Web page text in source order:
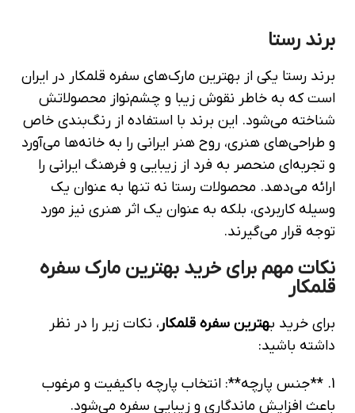
برند رستا
برند رستا یکی از بهترین مارک‌های سفره قلمکار در ایران
است که به خاطر نقوش زیبا و چشم‌نواز محصولاتش
شناخته می‌شود. این برند با استفاده از رنگ‌بندی خاص
و طراحی‌های هنری، روح هنر ایرانی را به خانه‌ها می‌آورد
و تجربه‌ای منحصر به فرد از زیبایی و فرهنگ ایرانی را
ارائه می‌دهد. محصولات رستا نه تنها به عنوان یک
وسیله کاربردی، بلکه به عنوان یک اثر هنری نیز مورد
توجه قرار می‌گیرند.
نکات مهم برای خرید بهترین مارک سفره
قلمکار
برای خرید بهترین سفره قلمکار ، نکات زیر را در نظر
داشته باشید:
1. **جنس پارچه**: انتخاب پارچه باکیفیت و مرغوب
باعث افزایش ماندگاری و زیبایی سفره می‌شود.